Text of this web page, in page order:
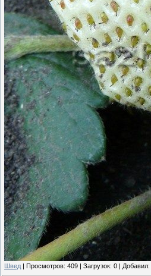
Швед Просмотров: 409 Загрузок: 0 Добавил: